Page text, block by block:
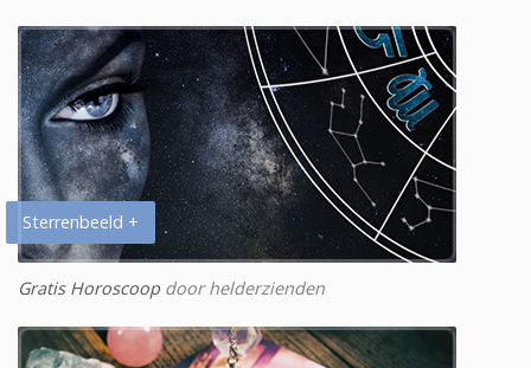
Sterrenbeeld +
Gratis Horoscoopdoor helderzienden